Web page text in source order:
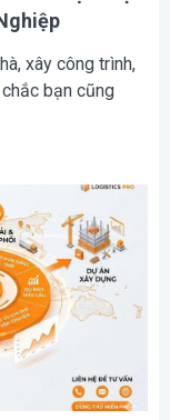
xây công trình,
bạn cũng